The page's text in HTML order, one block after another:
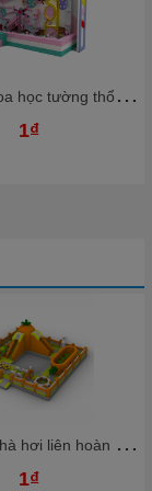
T
rò chơi khoa học tường thổi bóng nhựa Ziczac TTBKB03 Dochoikinhbac Trò chơi hấp dẫn trong nhà bóng
1₫
N
hà phao nhà hơi liên hoàn NPNHKB03 Dochoikinhbac - Khu trò chơi phao hơi vui nhộn
1₫